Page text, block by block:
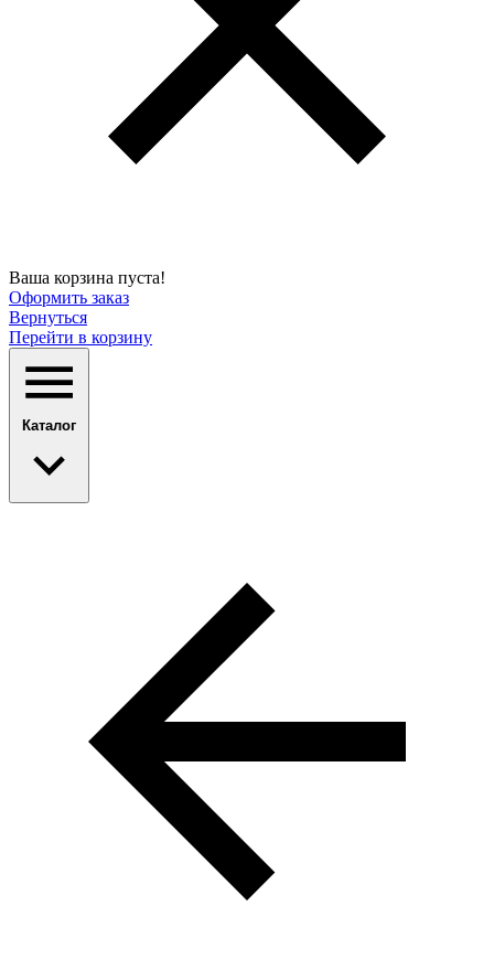
Ваша корзина пуста!
Оформить заказ
Вернуться
Перейти в корзину
Каталог